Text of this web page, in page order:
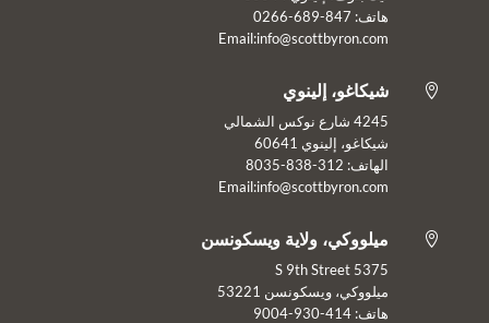
هاتف: 847-689-0266
Email:info@scottbyron.com
 شيكاغو، إلينوي
4245 شارع نوكس الشمالي
شيكاغو، إلينوي 60641
الهاتف: 312-838-8035
Email:info@scottbyron.com
 ميلووكي، ولاية ويسكونسن
5375 S 9th Street
ميلووكي، ويسكونسن 53221
هاتف: 414-930-9004